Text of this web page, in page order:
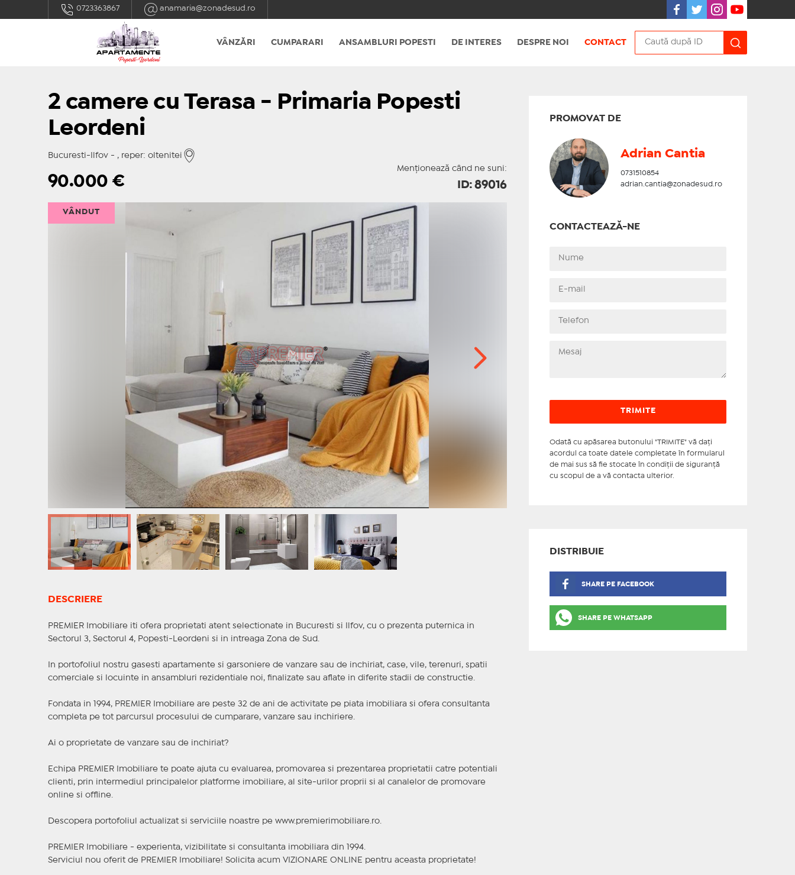
0723363867 anamaria@zonadesud.ro
VÂNZĂRI CUMPARARI ANSAMBLURI POPESTI DE INTERES DESPRE NOI CONTACT
2 camere cu Terasa - Primaria Popesti
Leordeni
Bucuresti-Ilfov - , reper: oltenitei
Menționează când ne suni:
90.000€ ID: 89016
VÂNDUT
DESCRIERE
PREMIER Imobiliare iti ofera proprietati atent selectionate in Bucuresti si Ilfov, cu o prezenta puternica in
Sectorul 3, Sectorul 4, Popesti-Leordeni si in intreaga Zona de Sud.
In portofoliul nostru gasesti apartamente si garsoniere de vanzare sau de inchiriat, case, vile, terenuri, spatii
comerciale si locuinte in ansambluri rezidentiale noi, finalizate sau aflate in diferite stadii de constructie.
Fondata in 1994, PREMIER Imobiliare are peste 32 de ani de activitate pe piata imobiliara si ofera consultanta
completa pe tot parcursul procesului de cumparare, vanzare sau inchiriere.
Ai o proprietate de vanzare sau de inchiriat?
Echipa PREMIER Imobiliare te poate ajuta cu evaluarea, promovarea si prezentarea proprietatii catre potentiali
clienti, prin intermediul principalelor platforme imobiliare, al site-urilor proprii si al canalelor de promovare
online si offline.
Descopera portofoliul actualizat si serviciile noastre pe www.premierimobiliare.ro.
PREMIER Imobiliare - experienta, vizibilitate si consultanta imobiliara din 1994.
Serviciul nou oferit de PREMIER Imobiliare! Solicita acum VIZIONARE ONLINE pentru aceasta proprietate!
PROMOVAT DE
Adrian Cantia
0731510854
adrian.cantia@zonadesud.ro
CONTACTEAZĂ-NE
Odată cu apăsarea butonului "TRIMITE" vă daţi
acordul ca toate datele completate în formularul
de mai sus să fie stocate în condiţii de siguranţă
cu scopul de a vă contacta ulterior.
DISTRIBUIE
SHARE PE FACEBOOK
SHARE PE WHATSAPP